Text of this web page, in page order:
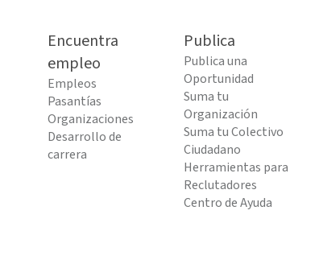
Encuentra
empleo
Empleos
Pasantías
Organizaciones
Desarrollo de
carrera
Publica
Publica una
Oportunidad
Suma tu
Organización
Suma tu Colectivo
Ciudadano
Herramientas para
Reclutadores
Centro de Ayuda